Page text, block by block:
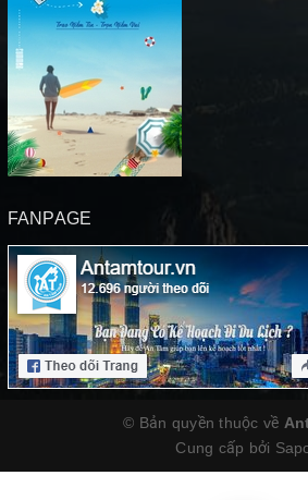
FANPAGE
© Bản quyền thuộc về
Cung cấp bởi